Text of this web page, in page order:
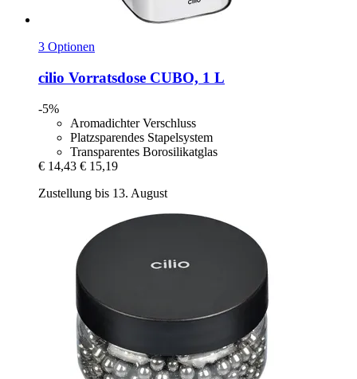
3 Optionen
cilio Vorratsdose CUBO, 1 L
-5%
Aromadichter Verschluss
Platzsparendes Stapelsystem
Transparentes Borosilikatglas
€ 14,43 € 15,19
Zustellung bis 13. August